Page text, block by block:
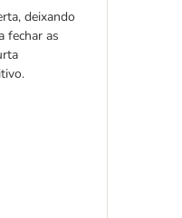
deixando
fechar as